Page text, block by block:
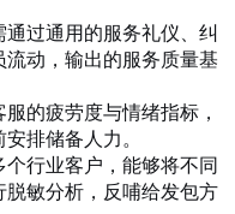
通过通用的服务礼仪、纠
动，输出的服务质量基
服的疲劳度与情绪指标，
排储备人力。
个行业客户，能够将不同
敏分析，反哺给发包方